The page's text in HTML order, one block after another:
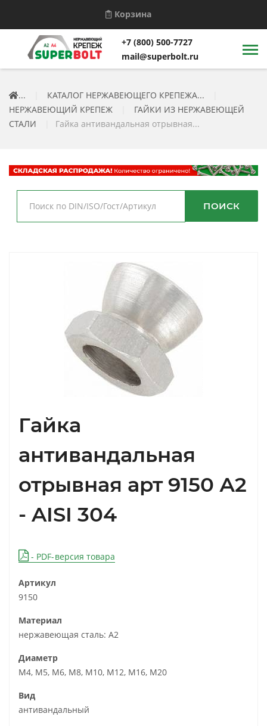
Корзина
+7 (800) 500-7727
mail@superbolt.ru
... КАТАЛОГ НЕРЖАВЕЮЩЕГО КРЕПЕЖА...
НЕРЖАВЕЮЩИЙ КРЕПЕЖ
ГАЙКИ ИЗ НЕРЖАВЕЮЩЕЙ
СТАЛИ
Гайка антивандальная отрывная...
ПОИСК
Гайка
антивандальная
отрывная арт 9150 А2
- AISI 304
- PDF-версия товара
Артикул
9150
Материал
нержавеющая сталь: А2
Диаметр
М4, М5, М6, М8, М10, М12, М16, М20
Вид
антивандальный